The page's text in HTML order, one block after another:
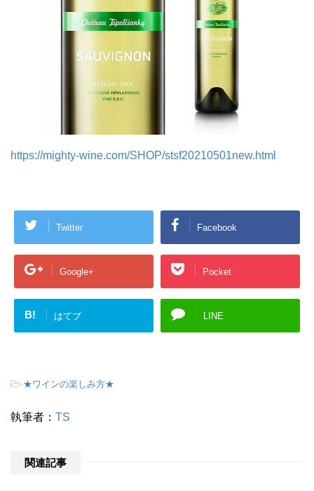
https://mighty-wine.com/SHOP/stsf20210501new.html
Twitter Facebook
Google+ Pocket
B! はてブ LINE
-★ワインの楽しみ方★
執筆者： TS
関連記事